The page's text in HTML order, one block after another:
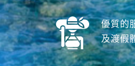
優質的
及渡假